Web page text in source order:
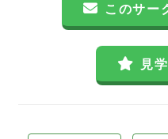
このサー
見